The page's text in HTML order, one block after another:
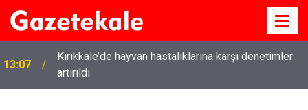
13:07
Kırıkkale’de hayvan hastalıklarına karşı denetimler
artırıldı